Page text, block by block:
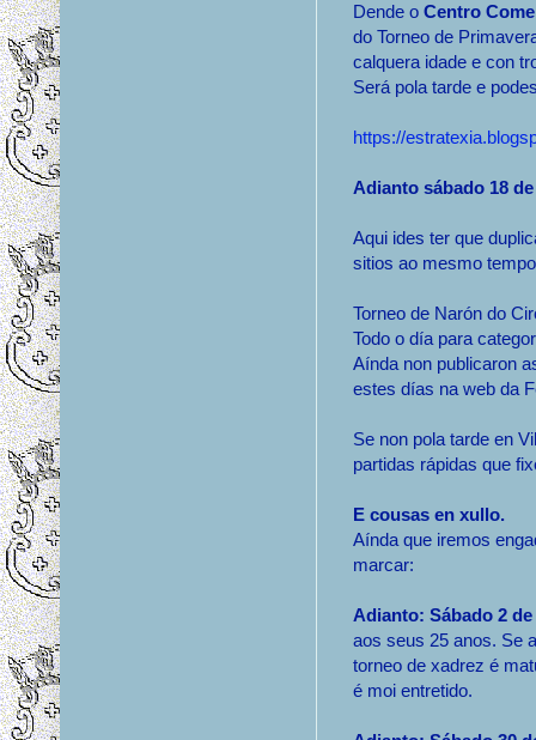
Dende o Centro
do Torneo de
calquera idade e con
Será pola tarde e
https://
Adianto sábado 18
Aqui ides ter que
sitios ao mesmo
Torneo de Narón do
Todo o día para
Aínda non publicaron
estes días na web da
Se non pola tarde en
partidas rápidas que
E cousas en xullo.
Aínda que iremos
marcar:
Adianto: Sábado 2
aos seus 25 anos. Se
torneo de xadrez é
é moi entretido.